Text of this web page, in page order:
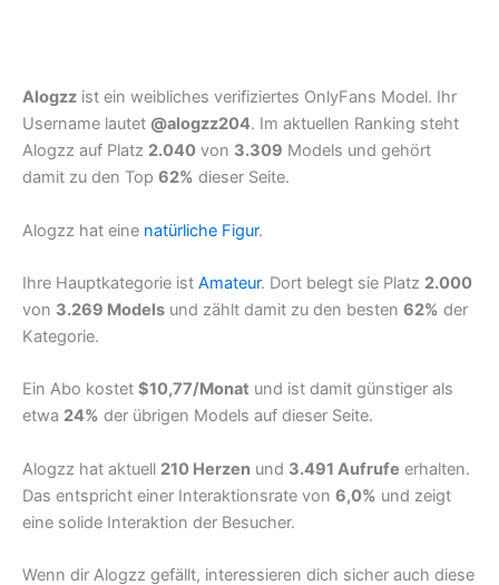
Alogzz ist ein weibliches verifiziertes OnlyFans Model. Ihr
Username lautet @alogzz204. Im aktuellen Ranking steht
Alogzz auf Platz 2.040 von 3.309 Models und gehört
damit zu den Top 62% dieser Seite.
Alogzz hat eine natürliche Figur.
Ihre Hauptkategorie ist Amateur. Dort belegt sie Platz 2.000
von 3.269 Models und zählt damit zu den besten 62% der
Kategorie.
Ein Abo kostet $10,77/Monat und ist damit günstiger als
etwa 24% der übrigen Models auf dieser Seite.
Alogzz hat aktuell 210 Herzen und 3.491 Aufrufe erhalten.
Das entspricht einer Interaktionsrate von 6,0% und zeigt
eine solide Interaktion der Besucher.
Wenn dir Alogzz gefällt, interessieren dich sicher auch diese